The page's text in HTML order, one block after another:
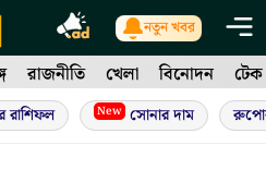
নতুন খবর
রাজনীতি খেলা বিনোদন টেক
রাশিফল New সোনার দাম